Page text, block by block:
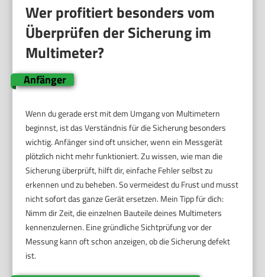
Wer profitiert besonders vom
Überprüfen der Sicherung im
Multimeter?
Anfänger
Wenn du gerade erst mit dem Umgang von Multimetern
beginnst, ist das Verständnis für die Sicherung besonders
wichtig. Anfänger sind oft unsicher, wenn ein Messgerät
plötzlich nicht mehr funktioniert. Zu wissen, wie man die
Sicherung überprüft, hilft dir, einfache Fehler selbst zu
erkennen und zu beheben. So vermeidest du Frust und musst
nicht sofort das ganze Gerät ersetzen. Mein Tipp für dich:
Nimm dir Zeit, die einzelnen Bauteile deines Multimeters
kennenzulernen. Eine gründliche Sichtprüfung vor der
Messung kann oft schon anzeigen, ob die Sicherung defekt
ist.